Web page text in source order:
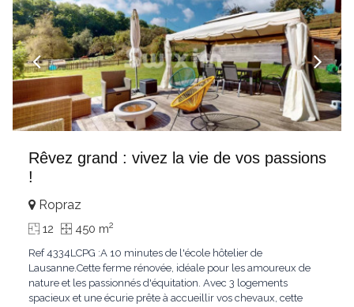
Rêvez grand : vivez la vie de vos passions
!
Ropraz
12 450 m2
Ref 4334LCPG :A 10 minutes de l'école hôtelier de
Lausanne.Cette ferme rénovée, idéale pour les amoureux de
nature et les passionnés d'équitation. Avec 3 logements
spacieux et une écurie prête à accueillir vos chevaux, cette